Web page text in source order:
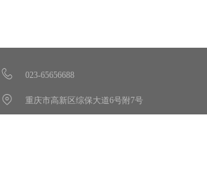
023-65656688
重庆市高新区综保大道6号附7号